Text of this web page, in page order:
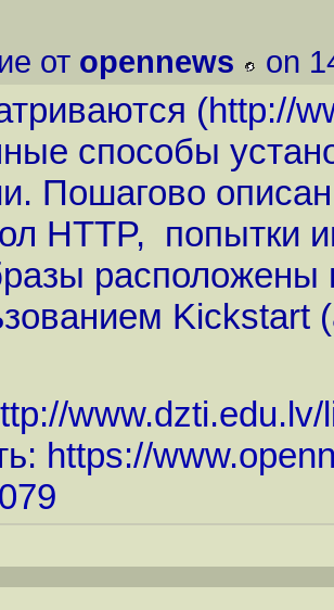
от opennews on
(http://
способы
Пошагово
HTTP, попытки
расположены
Kickstart
https://